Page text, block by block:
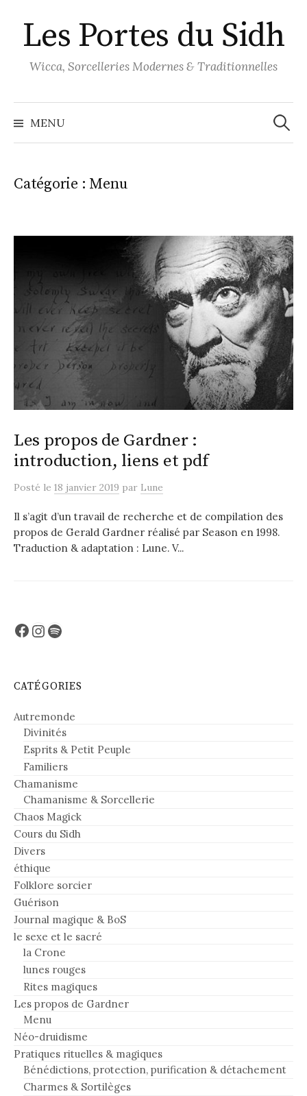
au
contenu
Les Portes du Sidh
Wicca, Sorcelleries Modernes & Traditionnelles
MENU
Catégorie : Menu
Les propos de Gardner :
introduction, liens et pdf
Posté le 18 janvier 2019 par Lune
Il s’agit d’un travail de recherche et de compilation des
propos de Gerald Gardner réalisé par Season en 1998.
Traduction & adaptation : Lune. V...
Facebook
Instagram
Spotify
CATÉGORIES
Autremonde
Divinités
Esprits & Petit Peuple
Familiers
Chamanisme
Chamanisme & Sorcellerie
Chaos Magick
Cours du Sidh
Divers
éthique
Folklore sorcier
Guérison
Journal magique & BoS
le sexe et le sacré
la Crone
lunes rouges
Rites magiques
Les propos de Gardner
Menu
Néo-druidisme
Pratiques rituelles & magiques
Bénédictions, protection, purification & détachement
Charmes & Sortilèges